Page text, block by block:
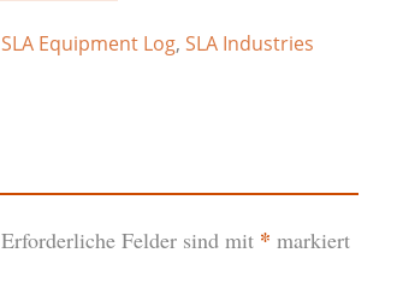
SLA Equipment Log, SLA Industries
Erforderliche Felder sind mit * markiert